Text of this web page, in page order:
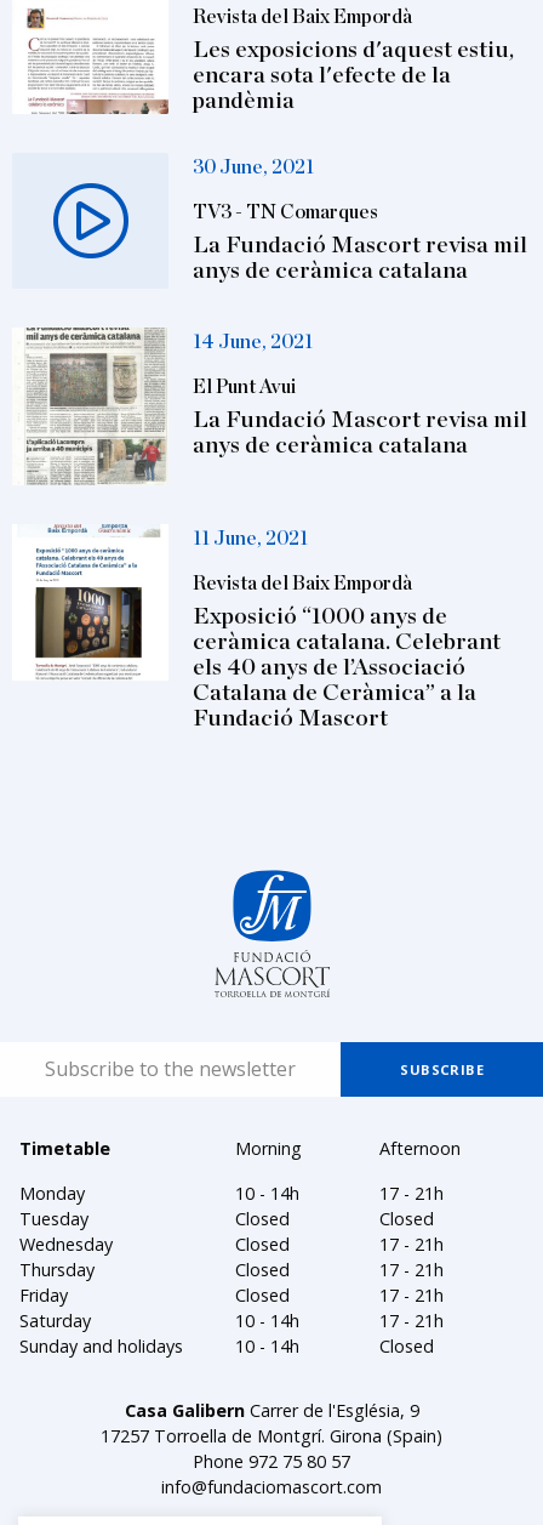
Revista del Baix Empordà
Les exposicions d'aquest estiu,
encara sota l'efecte de la
pandèmia
30 June, 2021
TV3 - TN Comarques
La Fundació Mascort revisa mil
anys de ceràmica catalana
14 June, 2021
El Punt Avui
La Fundació Mascort revisa mil
anys de ceràmica catalana
11 June, 2021
Revista del Baix Empordà
Exposició “1000 anys de
ceràmica catalana. Celebrant
els 40 anys de l’Associació
Catalana de Ceràmica” a la
Fundació Mascort
Timetable Morning
Afternoon
Monday
10 - 14h
17 - 21h
Tuesday
Closed
Closed
Wednesday
Closed
17 - 21h
Thursday
Closed
17 - 21h
Friday
Closed
17 - 21h
Saturday
10 - 14h
17 - 21h
Sunday and holidays
10 - 14h Closed
Casa GalibernCarrer de l'Església, 9
17257 Torroella de Montgrí. Girona (Spain)
Phone 972 75 80 57
info@fundaciomascort.com